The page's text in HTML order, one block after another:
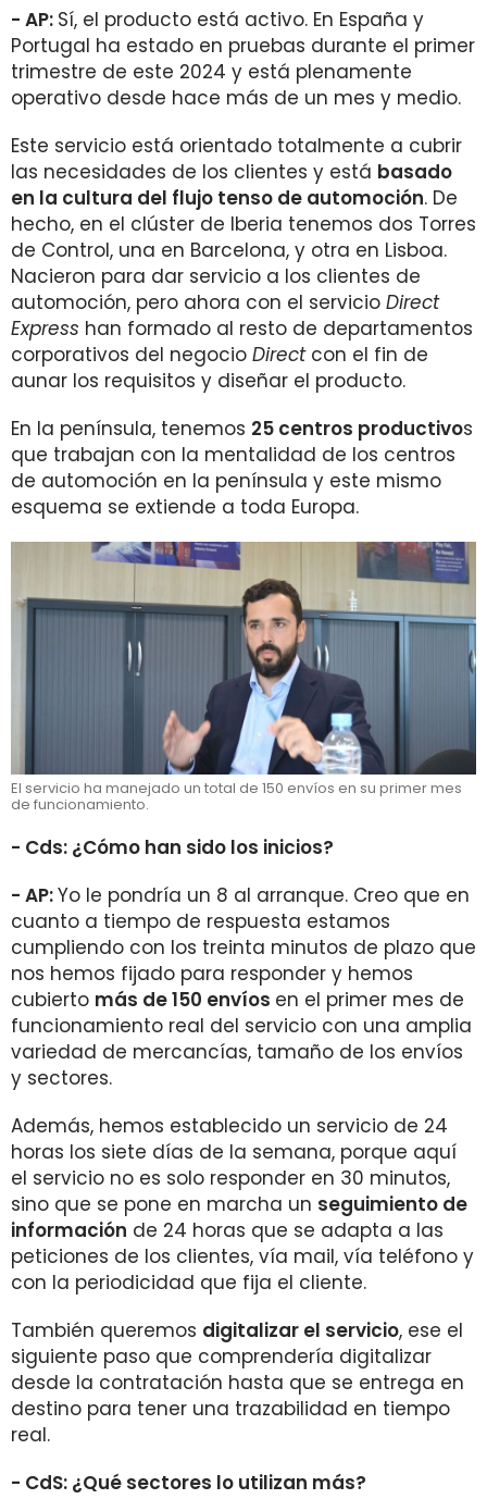
- AP: Sí, el producto está activo. En España y
Portugal ha estado en pruebas durante el primer
trimestre de este 2024 y está plenamente
operativo desde hace más de un mes y medio.
Este servicio está orientado totalmente a cubrir
las necesidades de los clientes y está basado
en la cultura del flujo tenso de automoción. De
hecho, en el clúster de Iberia tenemos dos Torres
de Control, una en Barcelona, y otra en Lisboa.
Nacieron para dar servicio a los clientes de
automoción, pero ahora con el servicio Direct
Express han formado al resto de departamentos
corporativos del negocio Directcon el fin de
aunar los requisitos y diseñar el producto.
En la península, tenemos 25 centros productivos
que trabajan con la mentalidad de los centros
de automoción en la península y este mismo
esquema se extiende a toda Europa.
El servicio ha manejado un total de 150 envíos en su primer mes
de funcionamiento.
- Cds: ¿Cómo han sido los inicios?
- AP:Yo le pondría un 8 al arranque. Creo que en
cuanto a tiempo de respuesta estamos
cumpliendo con los treinta minutos de plazo que
nos hemos fijado para responder y hemos
cubierto más de 150 envíos en el primer mes de
funcionamiento real del servicio con una amplia
variedad de mercancías, tamaño de los envíos
y sectores.
Además, hemos establecido un servicio de 24
horas los siete días de la semana, porque aquí
el servicio no es solo responder en 30 minutos,
sino que se pone en marcha un seguimiento de
información de 24 horas que se adapta a las
peticiones de los clientes, vía mail, vía teléfono y
con la periodicidad que fija el cliente.
También queremos digitalizar el servicio, ese el
siguiente paso que comprendería digitalizar
desde la contratación hasta que se entrega en
destino para tener una trazabilidad en tiempo
real.
- CdS: ¿Qué sectores lo utilizan más?